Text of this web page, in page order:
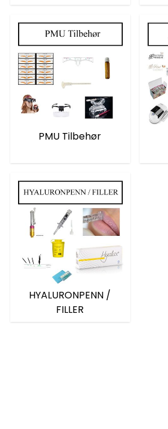
PMU Tilbehør
HYALURONPENN /
FILLER